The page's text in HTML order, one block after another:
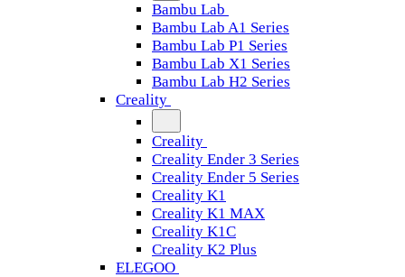
Bambu Lab
Bambu Lab A1 Series
Bambu Lab P1 Series
Bambu Lab X1 Series
Bambu Lab H2 Series
Creality
Creality
Creality Ender 3 Series
Creality Ender 5 Series
Creality K1
Creality K1 MAX
Creality K1C
Creality K2 Plus
ELEGOO